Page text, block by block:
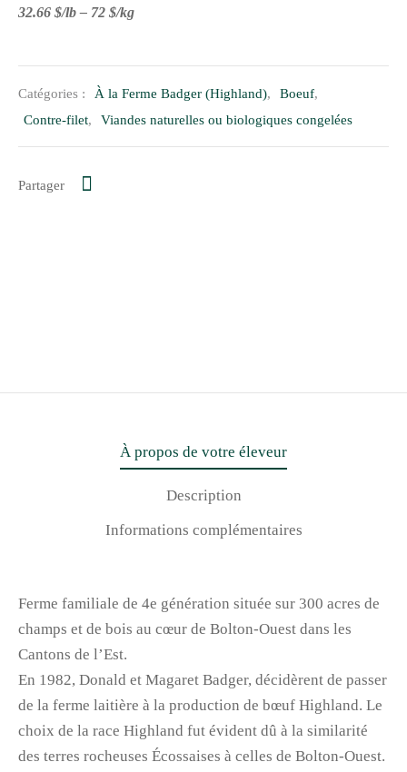
32.66 $/lb – 72 $/kg
Catégories : À la Ferme Badger (Highland), Boeuf,
Contre-filet, Viandes naturelles ou biologiques congelées
Partager
À propos de votre éleveur
Description
Informations complémentaires
Ferme familiale de 4e génération située sur 300 acres de
champs et de bois au cœur de Bolton-Ouest dans les
Cantons de l’Est.
En 1982, Donald et Magaret Badger, décidèrent de passer
de la ferme laitière à la production de bœuf Highland. Le
choix de la race Highland fut évident dû à la similarité
des terres rocheuses Écossaises à celles de Bolton-Ouest.